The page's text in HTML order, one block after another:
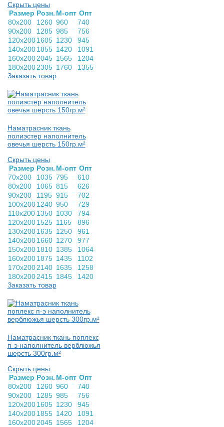
Скрыть цены
Раз­мер Розн. М-опт Опт
80х200
1260 960
740
90х200
1285 985
756
120х200 1605 1230
945
140х200 1855 1420
1091
160х200 2045 1565
1204
180х200 2305 1760
1355
Заказать товар
Наматрасник ткань
полиэстер наполнитель
овечья шерсть 150гр.м²
Скрыть цены
Раз­мер Розн. М-опт Опт
70х200
1035 795
610
80х200
1065 815
626
90х200
1195 915
702
100х200 1240 950
729
110х200 1350 1030
794
120х200 1525 1165
896
130х200 1635 1250
961
140х200 1660 1270
977
150х200 1810 1385
1064
160х200 1875 1435
1102
170х200 2140 1635
1258
180х200 2415 1845
1420
Заказать товар
Наматрасник ткань поплекс
п-э наполнитель верблюжья
шерсть 300гр.м²
Скрыть цены
Раз­мер Розн. М-опт Опт
80х200
1260 960
740
90х200
1285 985
756
120х200 1605 1230
945
140х200 1855 1420
1091
160х200 2045 1565
1204